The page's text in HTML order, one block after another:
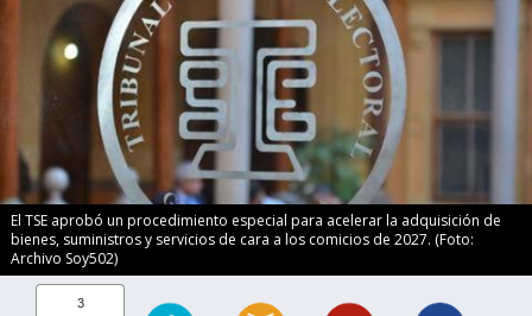
El TSE aprobó un procedimiento especial para acelerar la adquisición de
bienes, suministros y servicios de cara a los comicios de 2027. (Foto:
Archivo Soy502)
3